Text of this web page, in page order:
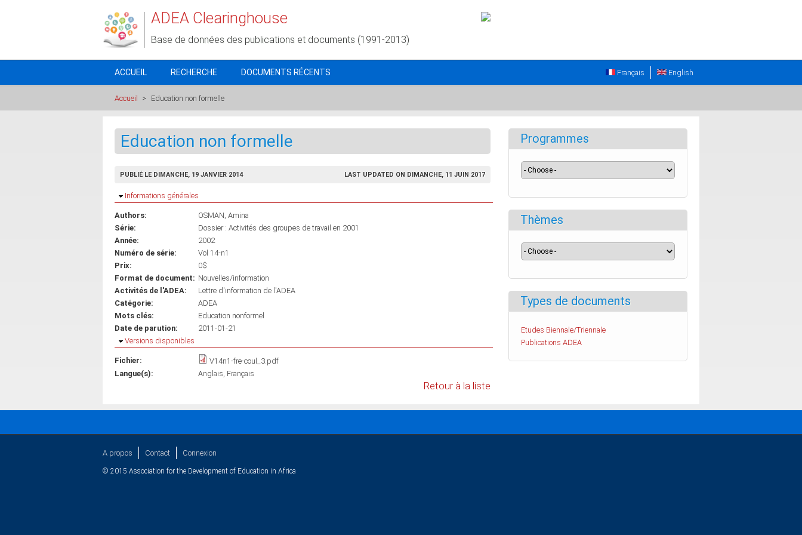
ADEA Clearinghouse
Base de données des publications et documents (1991-2013)
ACCUEIL RECHERCHE DOCUMENTS RÉCENTS English
Français
Accueil > Education non formelle
Education non formelle
PUBLIÉ LE DIMANCHE, 19 JANVIER 2014 LAST UPDATED ON DIMANCHE, 11 JUIN 2017
Masquer
Informations générales
Authors:
OSMAN, Amina
Série:
Dossier : Activités des groupes de travail en 2001
Année:
2002
Numéro de série:
Vol 14-n1
Prix:
0$
Format de document: Nouvelles/information
Activités de l'ADEA:
Lettre d'information de l'ADEA
Catégorie:
ADEA
Mots clés:
Education nonformel
Date de parution:
2011-01-21
Masquer
Versions disponibles
Fichier:
V14n1-fre-coul_3.pdf
Langue(s):
Anglais Français
Retour à la liste
Programmes
Thèmes
Types de documents
Etudes Biennale/Triennale
Publications ADEA
A propos Contact Connexion
© 2015 Association for the Development of Education in Africa